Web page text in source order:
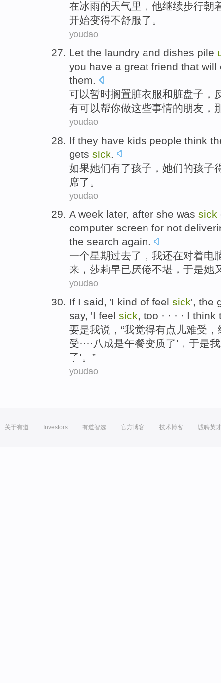
在冰雨的天气里， 他继续步行朝
开始变得不舒服了 。
youdao
Let the laundry and dishes pile
you have a great friend that will
them.
可以暂时搁置脏衣服和脏盘子 ，
有可以帮你做这些事情的朋友 ，
youdao
If they have kids people think
gets sick
如果她们有了孩子 ， 她们的孩子
席了。
youdao
A week later, after she was sick
computer screen for not
the search again.
一个星期过去了， 我还在对着电
来， 莎莉早已厌倦不堪，于是她
youdao
If I said, 'I kind of feel sick', the
say, 'I feel sick, too · · · · I think
要是我说 ，“我觉得有点儿难受
受····八成是午餐变质了’， 于是
了’。”
youdao
关于有道 Investors 有道智选 官方博客 技术博客 诚聘英才